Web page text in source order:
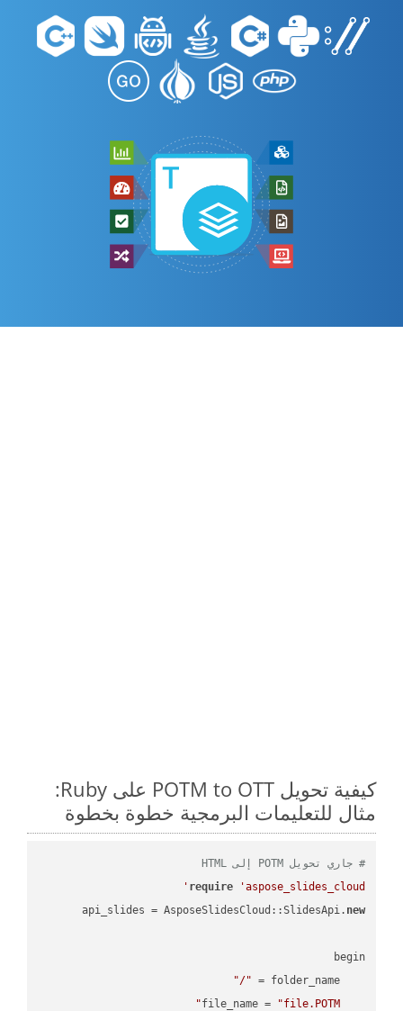
كيفية تحويل POTM to OTT على Ruby:
مثال للتعليمات البرمجية خطوة بخطوة
# جاري تحويل POTM إلى HTML
require
'aspose_slides_cloud'
api_slides = AsposeSlidesCloud::SlidesApi. new
    folder_name =
"/"
"file.POTM"